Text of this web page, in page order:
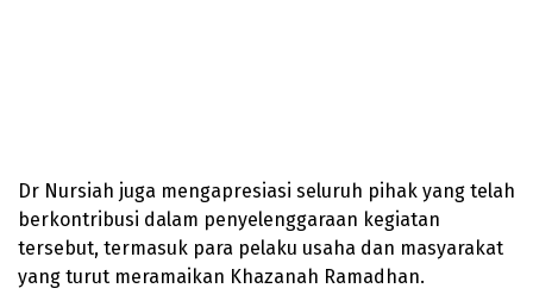
Dr Nursiah juga mengapresiasi seluruh pihak yang telah
berkontribusi dalam penyelenggaraan kegiatan
tersebut, termasuk para pelaku usaha dan masyarakat
yang turut meramaikan Khazanah Ramadhan.